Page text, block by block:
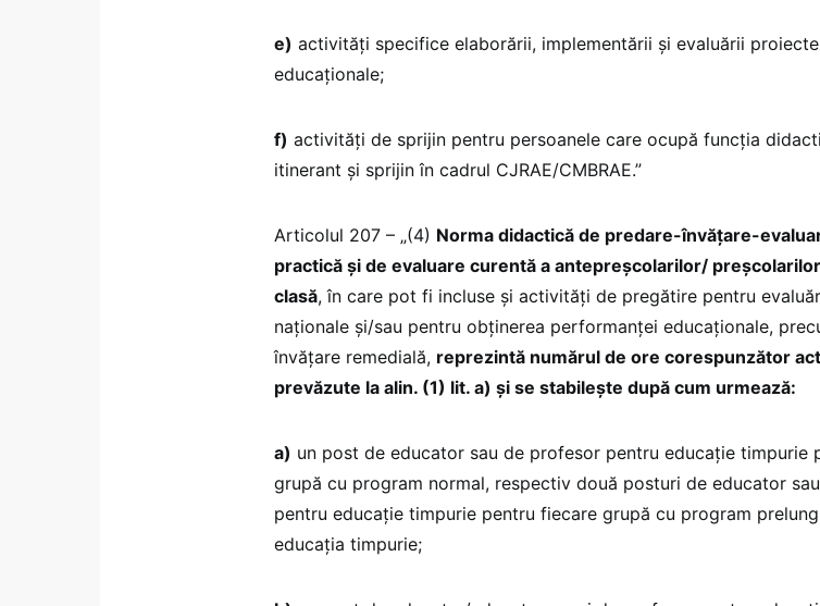
e) activități specifice elaborării, implementării și evaluării
educaționale;
f) activități de sprijin pentru persoanele care ocupă funcția
itinerant și sprijin în cadrul CJRAE/CMBRAE.”
Articolul 207 – „(4) Norma didactică de predare-învățare-
practică și de evaluare curentă a antepreșcolarilor/
clasă, în care pot fi incluse și activități de pregătire pentru
naționale și/sau pentru obținerea performanței educaționale,
învățare remedială, reprezintă numărul de ore corespunzător
prevăzute la alin. (1) lit. a) și se stabilește după cum urmează:
a) un post de educator sau de profesor pentru educație timpurie
grupă cu program normal, respectiv două posturi de educator
pentru educație timpurie pentru fiecare grupă cu program
educația timpurie;